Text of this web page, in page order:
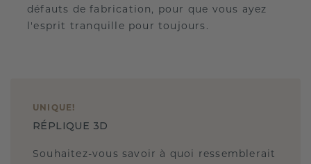
défauts de fabrication, pour que vous ayez
l'esprit tranquille pour toujours.
UNIQUE !
RÉPLIQUE 3D
Souhaitez-vous savoir à quoi ressemblerait